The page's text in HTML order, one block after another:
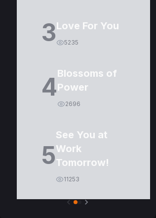
3Love For You
5235
4Blossoms of
Power
2696
5
See You at
Work
Tomorrow!
11253